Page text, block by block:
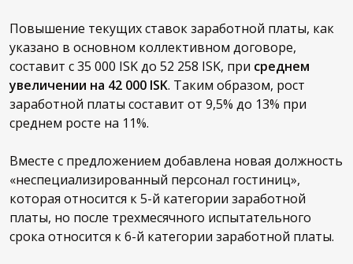
Повышение текущих ставок заработной платы, как
указано в основном коллективном договоре,
составит с 35 000 ISK до 52 258 ISK, при среднем
увеличении на 42 000 ISK. Таким образом, рост
заработной платы составит от 9,5% до 13% при
среднем росте на 11%.
Вместе с предложением добавлена новая должность
«неспециализированный персонал гостиниц»,
которая относится к 5-й категории заработной
платы, но после трехмесячного испытательного
срока относится к 6-й категории заработной платы.